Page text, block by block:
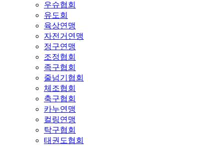
우슈협회
유도회
육상연맹
자전거연맹
정구연맹
조정협회
족구협회
줄넘기협회
체조협회
축구협회
카누연맹
컬링연맹
탁구협회
태권도협회